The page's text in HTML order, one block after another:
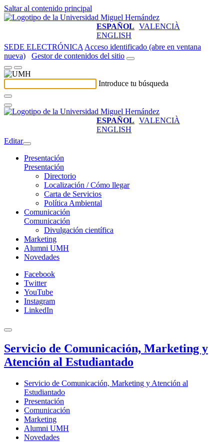
Saltar al contenido principal
ESPAÑOL VALENCIÀ
ENGLISH
SEDE ELECTRÓNICA Acceso identificado (abre en ventana
nueva)
Gestor de contenidos del sitio
Introduce tu búsqueda
ESPAÑOL VALENCIÀ
ENGLISH
Editar
Presentación
Presentación
Directorio
Localización / Cómo llegar
Carta de Servicios
Política Ambiental
Comunicación
Comunicación
Divulgación científica
Marketing
Alumni UMH
Novedades
Facebook
Twitter
YouTube
Instagram
LinkedIn
Servicio de Comunicación, Marketing y
Atención al Estudiantado
Servicio de Comunicación, Marketing y Atención al
Estudiantado
Presentación
Comunicación
Marketing
Alumni UMH
Novedades